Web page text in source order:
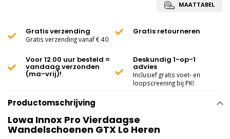
MAATTABEL
Gratis verzending
Gratis verzending vanaf € 40
Gratis retourneren
Voor 12.00 uur besteld =
vandaag verzonden
(ma-vrij)!
Deskundig 1-op-1
advies
Inclusief gratis voet- en
loopscreening bij PK!
Productomschrijving
Lowa Innox Pro Vierdaagse
Wandelschoenen GTX Lo Heren